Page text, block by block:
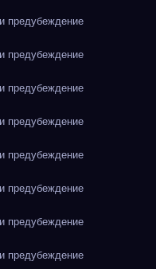
предубеждение
предубеждение
предубеждение
предубеждение
предубеждение
предубеждение
предубеждение
предубеждение